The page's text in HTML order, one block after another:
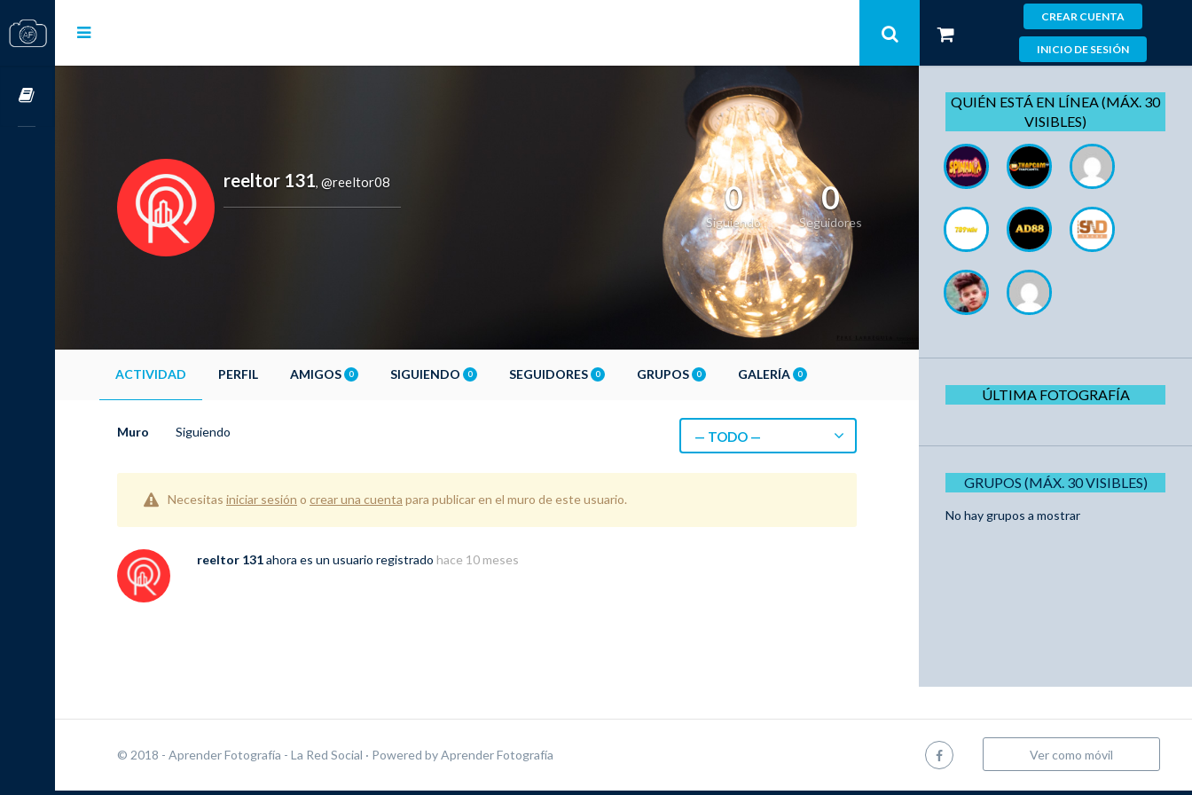
CREAR CUENTA
INICIO DE SESIÓN
reeltor 131, @reeltor08 0
Siguiendo
0
Seguidores
ACTIVIDAD PERFIL AMIGOS 0 SIGUIENDO 0 SEGUIDORES 0 GRUPOS 0 GALERÍA 0
Muro Siguiendo — TODO —
Necesitas iniciar sesión o crear una cuenta para publicar en el muro de este usuario.
reeltor 131ahora es un usuario registrado hace 10 meses
QUIÉN ESTÁ EN LÍNEA (MÁX. 30
VISIBLES)
ÚLTIMA FOTOGRAFÍA
GRUPOS (MÁX. 30 VISIBLES)
No hay grupos a mostrar
© 2018 - Aprender Fotografía - La Red Social · Powered byAprender Fotografía